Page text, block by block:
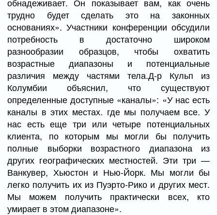
трудно будет сделать это на законных
основаниях». Участники конференции обсудили
потребность в достаточно широком
разнообразии образцов, чтобы охватить
возрастные диапазоны и потенциальные
различия между частями тела.Д-р Кульп из
Колумбии объяснил, что существуют
определенные доступные «каналы»: «У нас есть
каналы в этих местах. где мы получаем все. У
нас есть еще три или четыре потенциальных
клиента, по которым мы могли бы получить
полные выборки возрастного диапазона из
других географических местностей. Эти три —
Ванкувер, Хьюстон и Нью-Йорк. Мы могли бы
легко получить их из Пуэрто-Рико и других мест.
Мы можем получить практически всех, кто
умирает в этом диапазоне».